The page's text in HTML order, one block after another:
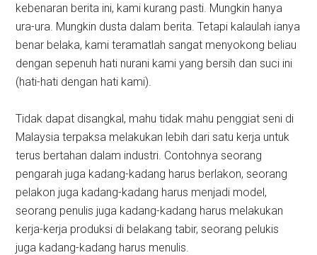
kebenaran berita ini, kami kurang pasti. Mungkin hanya
ura-ura. Mungkin dusta dalam berita. Tetapi kalaulah ianya
benar belaka, kami teramatlah sangat menyokong beliau
dengan sepenuh hati nurani kami yang bersih dan suci ini
(hati-hati dengan hati kami).
Tidak dapat disangkal, mahu tidak mahu penggiat seni di
Malaysia terpaksa melakukan lebih dari satu kerja untuk
terus bertahan dalam industri. Contohnya seorang
pengarah juga kadang-kadang harus berlakon, seorang
pelakon juga kadang-kadang harus menjadi model,
seorang penulis juga kadang-kadang harus melakukan
kerja-kerja produksi di belakang tabir, seorang pelukis
juga kadang-kadang harus menulis.